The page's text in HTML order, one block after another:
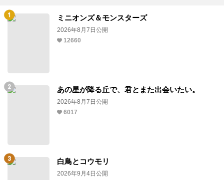
ミニオンズ＆モンスターズ
2026年8月7日公開
12660
あの星が降る丘で、君とまた出会いたい。
2026年8月7日公開
6017
白鳥とコウモリ
2026年9月4日公開